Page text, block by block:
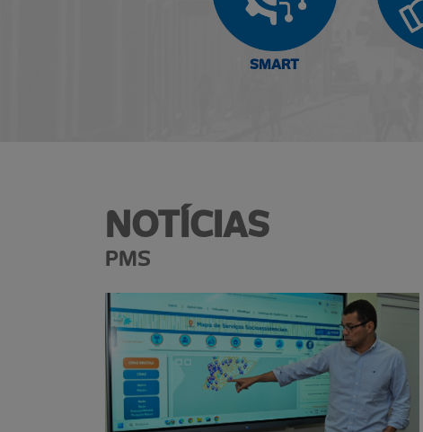
SMART
NOTÍCIAS
PMS